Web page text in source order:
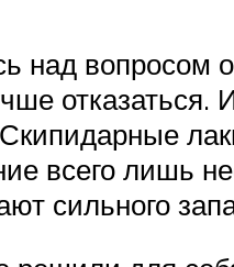
над вопросом
отказаться.
всего лишь
сильного